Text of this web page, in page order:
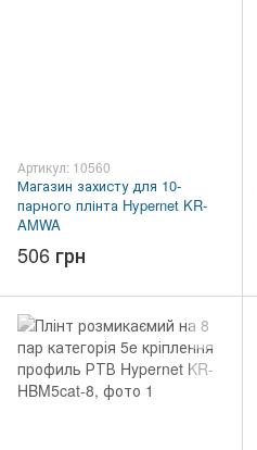
Артикул: 10560
Магазин захисту для 10-
парного плінта Hypernet KR-
AMWA
506 грн